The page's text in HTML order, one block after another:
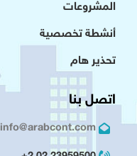
المشروعات
أنشطة تخصصية
تحذير هام
اتصل بنا
info@arabcont.com